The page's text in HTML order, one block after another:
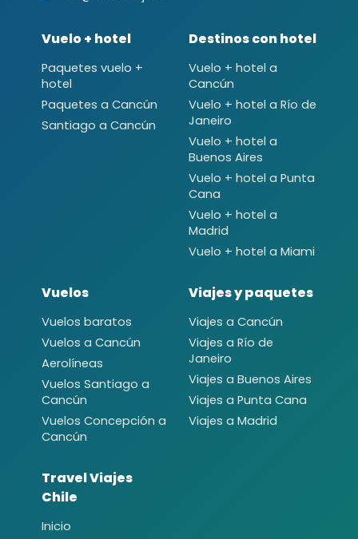
Vuelo + hotel
Paquetes vuelo +
hotel
Paquetes a Cancún
Santiago a Cancún
Destinos con hotel
Vuelo + hotel a
Cancún
Vuelo + hotel a Río de
Janeiro
Vuelo + hotel a
Buenos Aires
Vuelo + hotel a Punta
Cana
Vuelo + hotel a
Madrid
Vuelo + hotel a Miami
Vuelos
Vuelos baratos
Vuelos a Cancún
Aerolíneas
Vuelos Santiago a
Cancún
Vuelos Concepción a
Cancún
Viajes y paquetes
Viajes a Cancún
Viajes a Río de
Janeiro
Viajes a Buenos Aires
Viajes a Punta Cana
Viajes a Madrid
Travel Viajes
Chile
Inicio